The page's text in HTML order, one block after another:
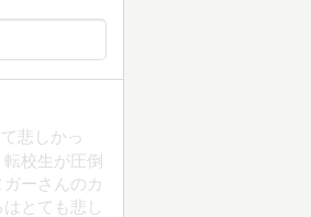
悲しかっ
校生が圧倒
ーさんのカ
とても悲し